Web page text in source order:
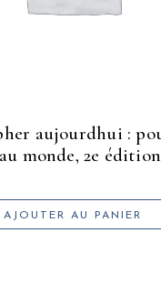
monde, 2e édition
AJOUTER AU PANIER